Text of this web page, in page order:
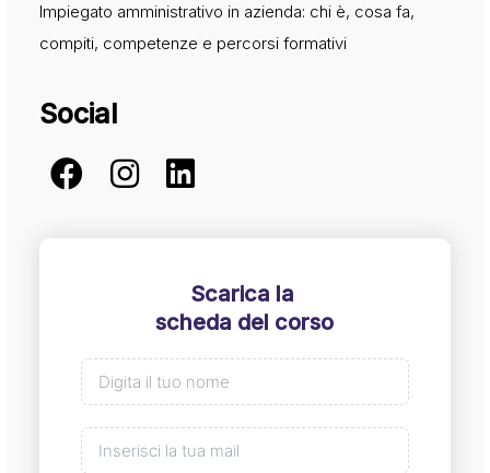
Impiegato amministrativo in azienda: chi è, cosa fa,
compiti, competenze e percorsi formativi
Social
Scarica la
scheda del corso